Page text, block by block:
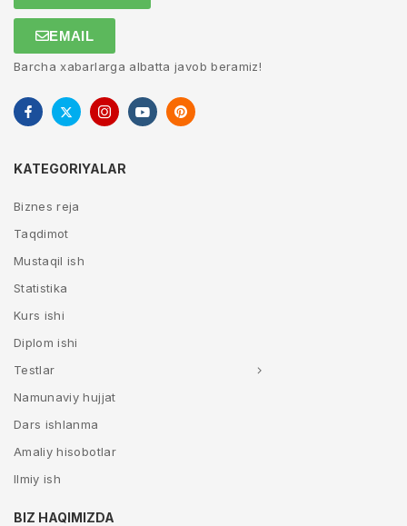
EMAIL
Barcha xabarlarga albatta javob beramiz!
KATEGORIYALAR
Biznes reja
Taqdimot
Mustaqil ish
Statistika
Kurs ishi
Diplom ishi
Testlar
Namunaviy hujjat
Dars ishlanma
Amaliy hisobotlar
Ilmiy ish
BIZ HAQIMIZDA